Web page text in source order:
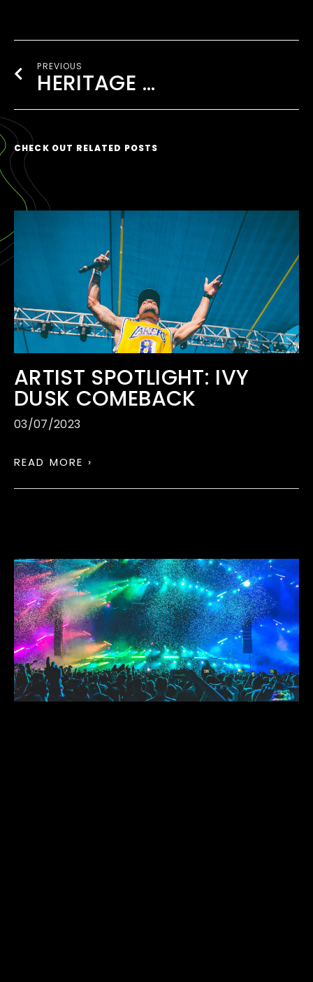
PREVIOUS
HERITAGE 82 AT EDMB FESTIVAL 2020
CHECK OUT RELATED POSTS
ARTIST SPOTLIGHT: IVY
DUSK COMEBACK
03/07/2023
READ MORE ›